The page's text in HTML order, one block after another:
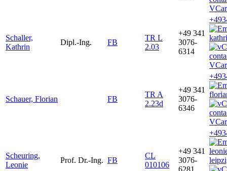
Schaller,
Kathrin
Dipl.-Ing. FB
TR L
2.03
+49 341
3076-
6314
Schauer, Florian FB
TR A
2.23d
+49 341
3076-
6346
Scheuring,
Leonie
Prof. Dr.-Ing. FB
CL
010106
+49 341
3076-